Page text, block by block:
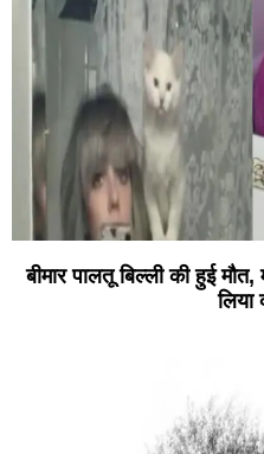
बीमार पालतू बिल्ली की हुई
लिया